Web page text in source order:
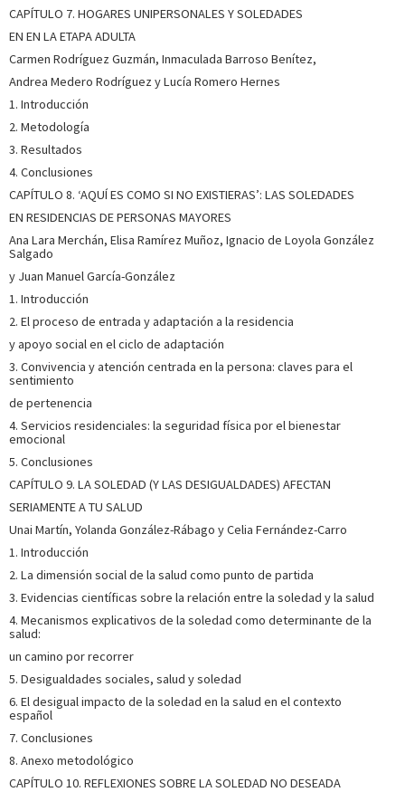
CAPÍTULO 7. HOGARES UNIPERSONALES Y SOLEDADES
EN EN LA ETAPA ADULTA
Carmen Rodríguez Guzmán, Inmaculada Barroso Benítez,
Andrea Medero Rodríguez y Lucía Romero Hernes
1. Introducción
2. Metodología
3. Resultados
4. Conclusiones
CAPÍTULO 8. ‘AQUÍ ES COMO SI NO EXISTIERAS’: LAS SOLEDADES
EN RESIDENCIAS DE PERSONAS MAYORES
Ana Lara Merchán, Elisa Ramírez Muñoz, Ignacio de Loyola González
Salgado
y Juan Manuel García-González
1. Introducción
2. El proceso de entrada y adaptación a la residencia
y apoyo social en el ciclo de adaptación
3. Convivencia y atención centrada en la persona: claves para el
sentimiento
de pertenencia
4. Servicios residenciales: la seguridad física por el bienestar
emocional
5. Conclusiones
CAPÍTULO 9. LA SOLEDAD (Y LAS DESIGUALDADES) AFECTAN
SERIAMENTE A TU SALUD
Unai Martín, Yolanda González-Rábago y Celia Fernández-Carro
1. Introducción
2. La dimensión social de la salud como punto de partida
3. Evidencias científicas sobre la relación entre la soledad y la salud
4. Mecanismos explicativos de la soledad como determinante de la
salud:
un camino por recorrer
5. Desigualdades sociales, salud y soledad
6. El desigual impacto de la soledad en la salud en el contexto
español
7. Conclusiones
8. Anexo metodológico
CAPÍTULO 10. REFLEXIONES SOBRE LA SOLEDAD NO DESEADA